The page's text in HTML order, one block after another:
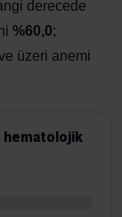
derecede
%60,0;
üzeri anemi
hematolojik